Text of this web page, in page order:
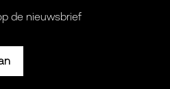
de nieuwsbrief